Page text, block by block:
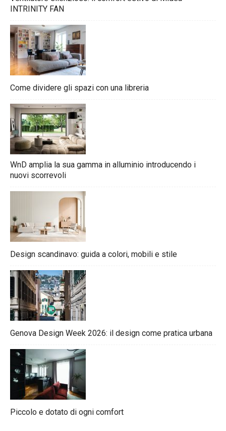
INTRINITY FAN
Come dividere gli spazi con una libreria
WnD amplia la sua gamma in alluminio introducendo i
nuovi scorrevoli
Design scandinavo: guida a colori, mobili e stile
Genova Design Week 2026: il design come pratica urbana
Piccolo e dotato di ogni comfort